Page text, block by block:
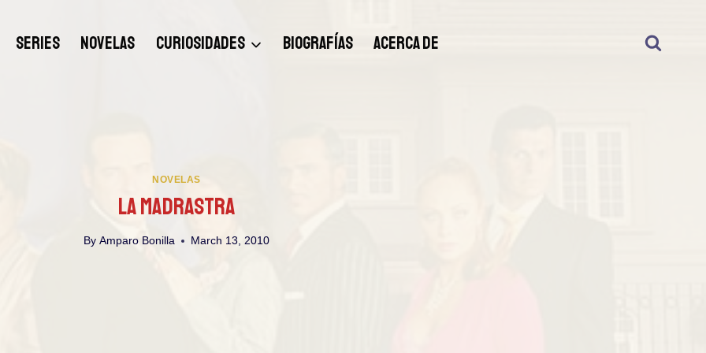
SERIES NOVELAS CURIOSIDADES BIOGRAFÍAS ACERCA DE
NOVELAS
La Madrastra
By Amparo Bonilla March 13, 2010